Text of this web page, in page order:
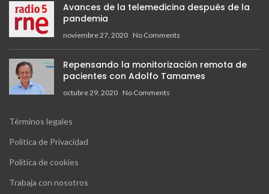
Avances de la telemedicina después de la
pandemia
noviembre 27, 2020 No Comments
Repensando la monitorización remota de
pacientes con Adolfo Tamames
octubre 29, 2020 No Comments
Términos legales
Política de Privacidad
Política de cookies
Trabaja con nosotros